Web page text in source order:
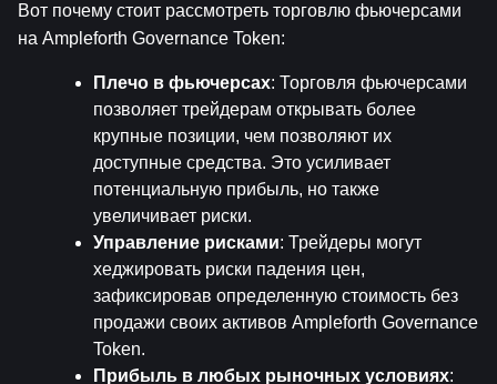
Вот почему стоит рассмотреть торговлю фьючерсами
на Ampleforth Governance Token:
Плечо в фьючерсах: Торговля фьючерсами
позволяет трейдерам открывать более
крупные позиции, чем позволяют их
доступные средства. Это усиливает
потенциальную прибыль, но также
увеличивает риски.
Управление рисками: Трейдеры могут
хеджировать риски падения цен,
зафиксировав определенную стоимость без
продажи своих активов Ampleforth Governance
Token.
Прибыль в любых рыночных условиях: